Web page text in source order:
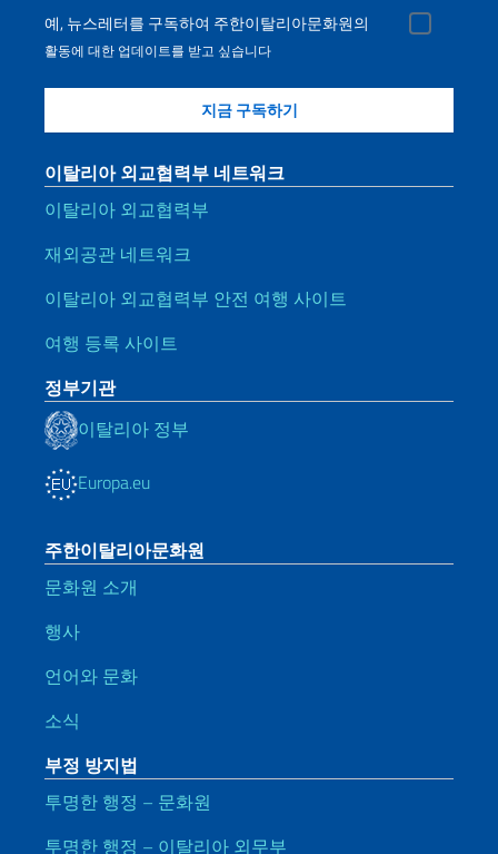
예, 뉴스레터를 구독하여 주한이탈리아문화원의
활동에 대한 업데이트를 받고 싶습니다
이탈리아 외교협력부 네트워크
이탈리아 외교협력부
재외공관 네트워크
이탈리아 외교협력부 안전 여행 사이트
여행 등록 사이트
정부기관
이탈리아 정부
Europa.eu
주한이탈리아문화원
문화원 소개
행사
언어와 문화
소식
부정 방지법
투명한 행정 – 문화원
투명한 행정 – 이탈리아 외무부